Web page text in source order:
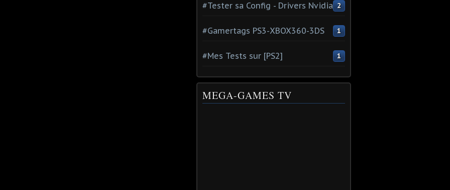
#Tester sa Config - Drivers Nvidia 2
#Gamertags PS3-XBOX360-3DS 1
#Mes Tests sur [PS2] 1
MEGA-GAMES TV